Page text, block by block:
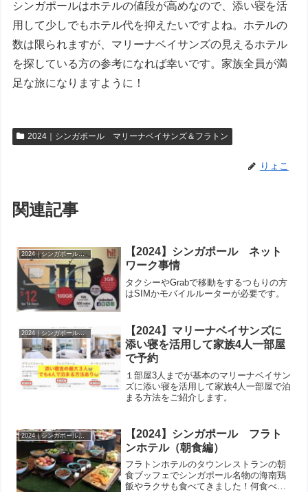
シンガポールはホテルの値段が高めなので、添い寝を活
用して少しでもホテル代を抑えたいですよね。ホテルの
数は限られますが、マリーナベイサンズの見えるホテル
を探している方の参考になれば幸いです。家族全員が満
足な旅になりますように！
2024｜シンガポール マリーナベイサンズ＆フラトン
りょこ
関連記事
2024｜シンガポール マリーナベイサンズ＆フラトン
【2024】シンガポール ネット
ワーク事情
タクシーやGrabで移動をするつもりの方
はSIMかモバイルルーターが必要です。
2024｜シンガポール マリーナベイサンズ＆フラトン
【2024】マリーナベイサンズに
添い寝を活用して家族4人一部屋
で予約
１部屋3人までが基本のマリーナベイサン
ズに添い寝を活用して家族4人一部屋で泊
まる方法をご紹介します。
2024｜シンガポール マリーナベイサンズ＆フラトン
【2024】シンガポール フラト
ンホテル（朝食編）
フラトンホテルのタウンレストランの朝
食ブッフェでシンガポール名物の海南鶏
飯やラクサも食べてきました！何食べて